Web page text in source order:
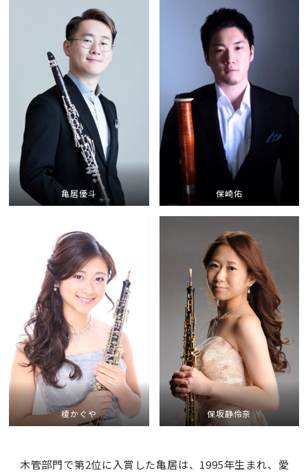
亀居優斗 保崎佑
榎かぐや 保坂静伶奈
木管部門で第2位に入賞した亀居は、1995年生まれ、愛